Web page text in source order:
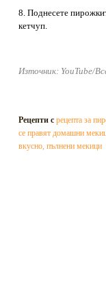
8. Поднесете
кетчуп.
Източник: YouTube/
Рецепти с рецепта за
се правят домашни
вкусно, пълнени мекици